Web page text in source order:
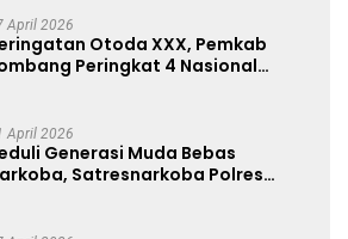
April 2026
Otoda XXX, Pemkab
Peringkat 4 Nasional
April 2026
Generasi Muda Bebas
Satresnarkoba Polres